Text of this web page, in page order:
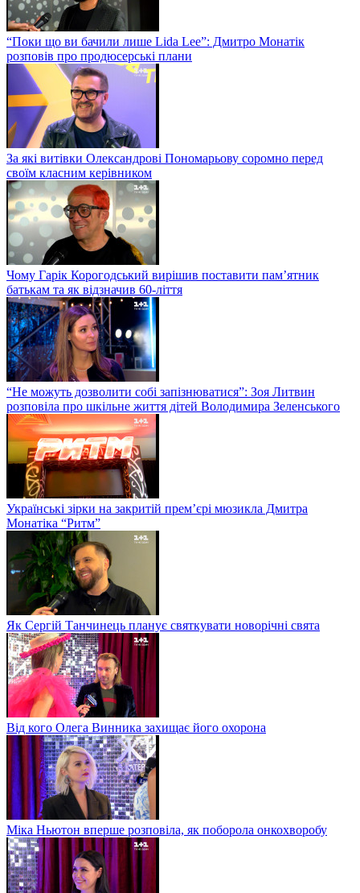
“Поки що ви бачили лише Lida Lee”: Дмитро Монатік
розповів про продюсерські плани
За які витівки Олександрові Пономарьову соромно перед
своїм класним керівником
Чому Гарік Корогодський вирішив поставити пам’ятник
батькам та як відзначив 60-ліття
“Не можуть дозволити собі запізнюватися”: Зоя Литвин
розповіла про шкільне життя дітей Володимира Зеленського
Українські зірки на закритій прем’єрі мюзикла Дмитра
Монатіка “Ритм”
Як Сергій Танчинець планує святкувати новорічні свята
Від кого Олега Винника захищає його охорона
Міка Ньютон вперше розповіла, як поборола онкохворобу